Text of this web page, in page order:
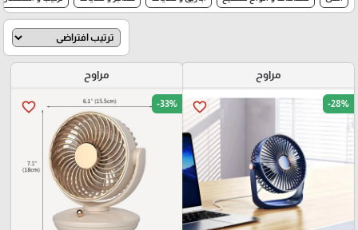
مراوح
favorite_border -28%
مراوح
favorite_border -33%